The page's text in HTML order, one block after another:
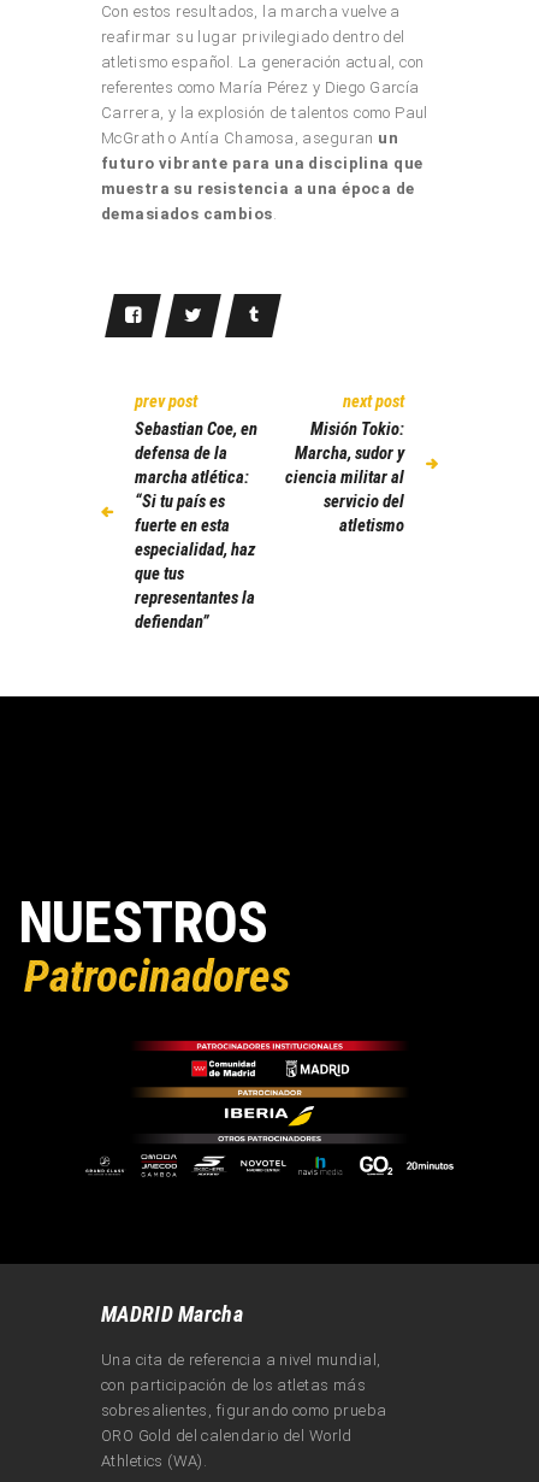
Con estos resultados, la marcha vuelve a
reafirmar su lugar privilegiado dentro del
atletismo español. La generación actual, con
referentes como María Pérez y Diego García
Carrera, y la explosión de talentos como Paul
McGrath o Antía Chamosa, aseguran un
futuro vibrante para una disciplina que
muestra su resistencia a una época de
demasiados cambios
prev post
Sebastian Coe, en
defensa de la
marcha atlética:
“Si tu país es
fuerte en esta
especialidad, haz
que tus
representantes la
defiendan”
next post
Misión Tokio:
Marcha, sudor y
ciencia militar al
servicio del
atletismo
NUESTROS
Patrocinadores
MADRID Marcha
Una cita de referencia a nivel mundial,
con participación de los atletas más
sobresalientes, figurando como prueba
ORO Gold del calendario del World
Athletics (WA).